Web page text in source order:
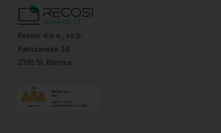
Recosi d.o.o., so.p.
Partizanska 24
2310 Sl. Bistrica